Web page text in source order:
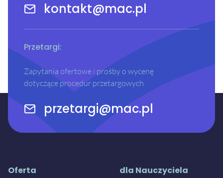
kontakt@mac.pl
Przetargi:
Zapytania ofertowe i prośby o wycenę
dotyczące procedur przetargowych
przetargi@mac.pl
Oferta dla Nauczyciela